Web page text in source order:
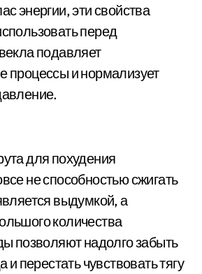
энергии, эти свойства
перед
подавляет
процессы и нормализует
для похудения
не способностью сжигать
выдумкой, а
количества
позволяют надолго забыть
и перестать чувствовать тягу